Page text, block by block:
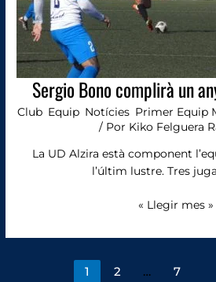
Sergio Bono complirà un
Club, Equip, Notícies, Primer Equip
/ Por Kiko Felguera
La UD Alzira està component
l’últim lustre. Tres
« Llegir mes »
1 2 … 7